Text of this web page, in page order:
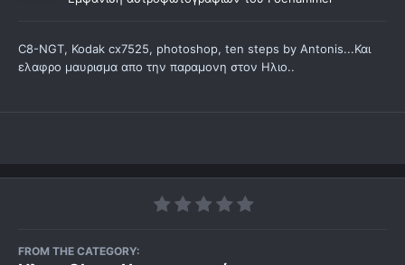
C8-NGT, Kodak cx7525, photoshop, ten steps by Antonis...Και
ελαφρο μαυρισμα απο την παραμονη στον Ηλιο..
FROM THE CATEGORY: